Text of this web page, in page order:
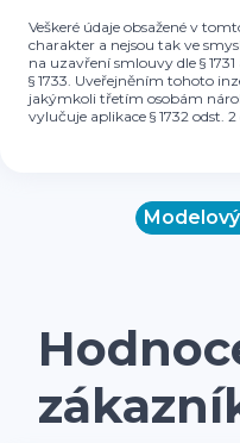
Veškeré údaje obsažené v
charakter a nejsou tak ve
na uzavření smlouvy dle §
§ 1733. Uveřejněním tohoto
jakýmkoli třetím osobám
vylučuje aplikace § 1732 odst.